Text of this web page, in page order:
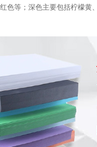
色等；深色主要包括柠檬黄